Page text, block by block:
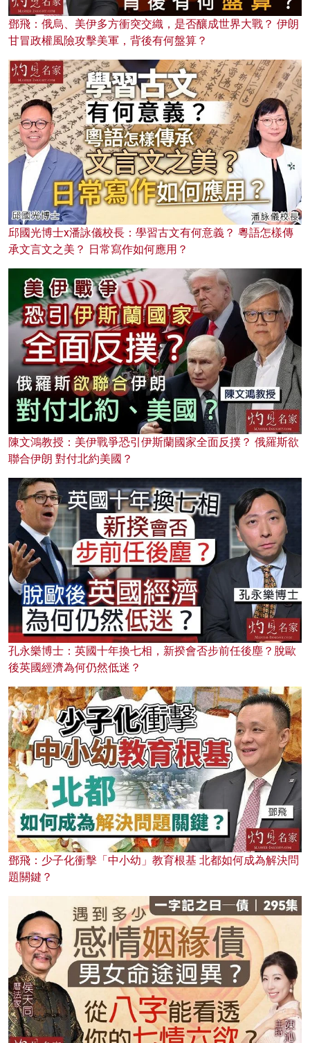
鄧飛：俄烏、美伊多方衝突交織，是否釀成世界大戰？ 伊朗
甘冒政權風險攻擊美軍，背後有何盤算？
邱國光博士x潘詠儀校長：學習古文有何意義？ 粵語怎樣傳
承文言文之美？ 日常寫作如何應用？
陳文鴻教授：美伊戰爭恐引伊斯蘭國家全面反撲？ 俄羅斯欲
聯合伊朗 對付北約美國？
孔永樂博士：英國十年換七相，新揆會否步前任後塵？脫歐
後英國經濟為何仍然低迷？
鄧飛：少子化衝擊「中小幼」教育根基 北都如何成為解決問
題關鍵？